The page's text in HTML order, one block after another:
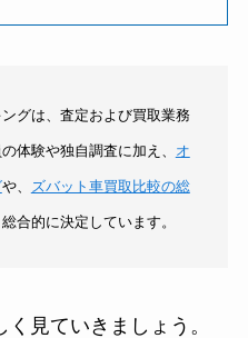
グは、査定および買取業務
体験や独自調査に加え、 オ
や、 ズバット車買取比較の総
合的に決定しています。
見ていきましょう。